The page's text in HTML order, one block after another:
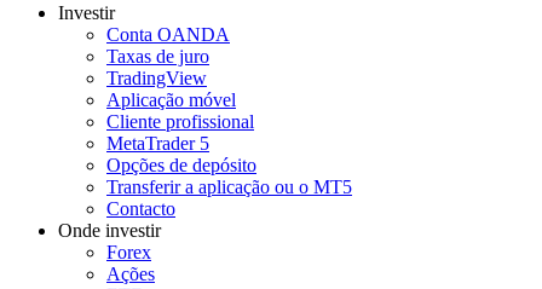
Investir
Conta OANDA
Taxas de juro
TradingView
Aplicação móvel
Cliente profissional
MetaTrader 5
Opções de depósito
Transferir a aplicação ou o MT5
Contacto
Onde investir
Forex
Ações